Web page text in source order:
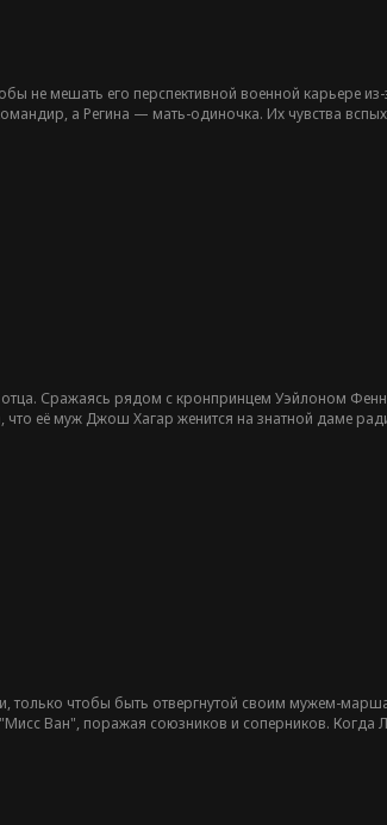
не мешать его перспективной военной карьере
а Регина — мать-одиночка. Их чувства
Сражаясь рядом с кронпринцем Уэйлоном
её муж Джош Хагар женится на знатной даме
только чтобы быть отвергнутой своим мужем-
Ван", поражая союзников и соперников. Когда